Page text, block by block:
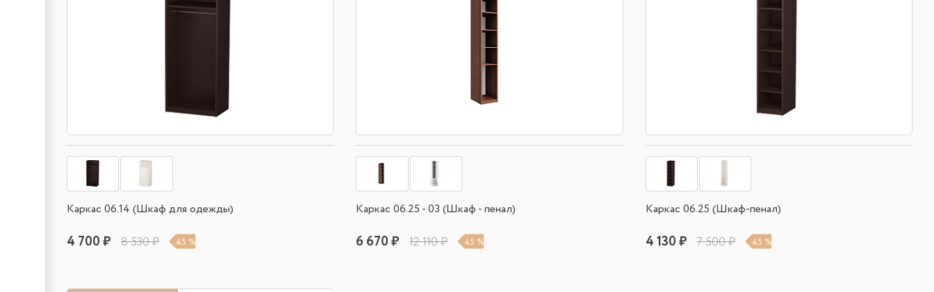
Каркас 06.14 (Шкаф для одежды)
4 700 ₽ 8 530 ₽ 45 %
Каркас 06.25 - 03 (Шкаф - пенал)
6 670 ₽ 12 110 ₽ 45 %
Каркас 06.25 (Шкаф-пенал)
4 130 ₽ 7 500 ₽ 45 %